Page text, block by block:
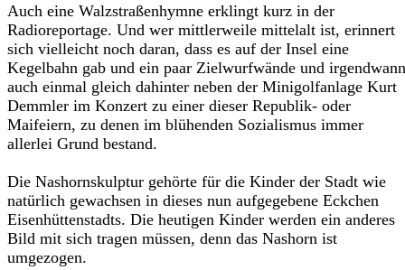
Auch eine Walzstraßenhymne erklingt kurz in der
Radioreportage. Und wer mittlerweile mittelalt ist, erinnert
sich vielleicht noch daran, dass es auf der Insel eine
Kegelbahn gab und ein paar Zielwurfwände und irgendwann
auch einmal gleich dahinter neben der Minigolfanlage Kurt
Demmler im Konzert zu einer dieser Republik- oder
Maifeiern, zu denen im blühenden Sozialismus immer
allerlei Grund bestand.
Die Nashornskulptur gehörte für die Kinder der Stadt wie
natürlich gewachsen in dieses nun aufgegebene Eckchen
Eisenhüttenstadts. Die heutigen Kinder werden ein anderes
Bild mit sich tragen müssen, denn das Nashorn ist
umgezogen.